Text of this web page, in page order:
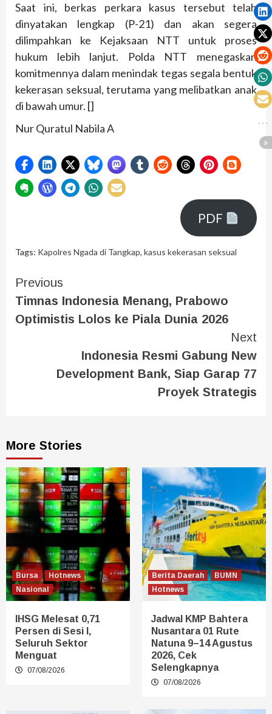
Saat ini, berkas perkara kasus tersebut telah
dinyatakan lengkap (P-21) dan akan segera
dilimpahkan ke Kejaksaan NTT untuk proses
hukum lebih lanjut. Polda NTT menegaskan
komitmennya dalam menindak tegas segala bentuk
kekerasan seksual, terutama yang melibatkan anak
di bawah umur. []
Nur Quratul Nabila A
PDF
Tags: Kapolres Ngada di Tangkap, kasus kekerasan seksual
Previous
Timnas Indonesia Menang, Prabowo
Optimistis Lolos ke Piala Dunia 2026
Next
Indonesia Resmi Gabung New
Development Bank, Siap Garap 77
Proyek Strategis
More Stories
Bursa
Hotnews
Nasional
IHSG Melesat 0,71
Persen di Sesi I,
Seluruh Sektor
Menguat
07/08/2026
Berita Daerah
BUMN
Hotnews
Jadwal KMP Bahtera
Nusantara 01 Rute
Natuna 9–14 Agustus
2026, Cek
Selengkapnya
07/08/2026